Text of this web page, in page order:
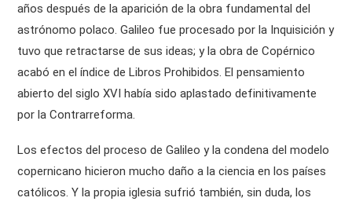
años después de la aparición de la obra fundamental del
astrónomo polaco. Galileo fue procesado por la Inquisición y
tuvo que retractarse de sus ideas; y la obra de Copérnico
acabó en el índice de Libros Prohibidos. El pensamiento
abierto del siglo XVI había sido aplastado definitivamente
por la Contrarreforma.
Los efectos del proceso de Galileo y la condena del modelo
copernicano hicieron mucho daño a la ciencia en los países
católicos. Y la propia iglesia sufrió también, sin duda, los